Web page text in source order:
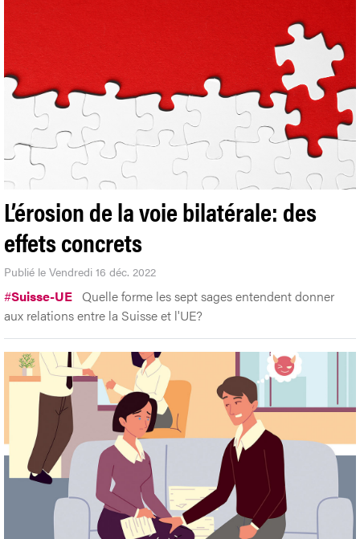
L’érosion de la voie bilatérale: des
effets concrets
Publié le Vendredi 16 déc. 2022
#Suisse-UE Quelle forme les sept sages entendent donner
aux relations entre la Suisse et l'UE?